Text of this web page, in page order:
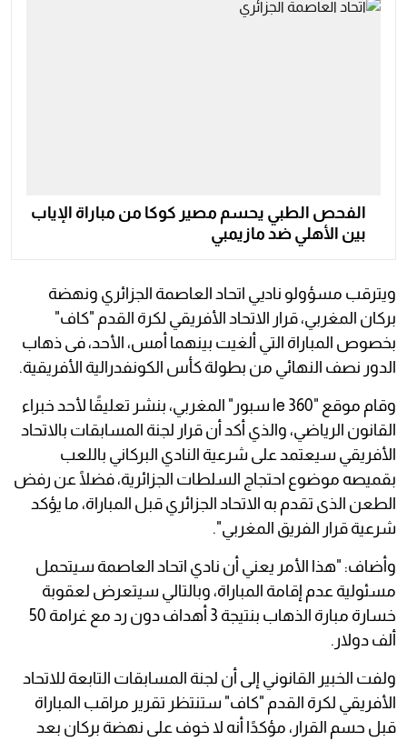
الفحص الطبي يحسم مصير كوكا من مباراة الإياب
بين الأهلي ضد مازيمبي
ويترقب مسؤولو ناديي اتحاد العاصمة الجزائري ونهضة
بركان المغربي، قرار الاتحاد الأفريقي لكرة القدم "كاف"
بخصوص المباراة التي ألغيت بينهما أمس، الأحد، فى ذهاب
الدور نصف النهائي من بطولة كأس الكونفدرالية الأفريقية.
وقام موقع "le 360 سبور" المغربي، بنشر تعليقًا لأحد خبراء
القانون الرياضي، والذي أكد أن قرار لجنة المسابقات بالاتحاد
الأفريقي سيعتمد على شرعية النادي البركاني باللعب
بقميصه موضوع احتجاج السلطات الجزائرية، فضلًا عن رفض
الطعن الذى تقدم به الاتحاد الجزائري قبل المباراة، ما يؤكد
شرعية قرار الفريق المغربي".
وأضاف: "هذا الأمر يعني أن نادي اتحاد العاصمة سيتحمل
مسئولية عدم إقامة المباراة، وبالتالي سيتعرض لعقوبة
خسارة مبارة الذهاب بنتيجة 3 أهداف دون رد مع غرامة 50
ألف دولار.
ولفت الخبير القانوني إلى أن لجنة المسابقات التابعة للاتحاد
الأفريقي لكرة القدم "كاف" ستنتظر تقرير مراقب المباراة
قبل حسم القرار، مؤكدًا أنه لا خوف على نهضة بركان بعد